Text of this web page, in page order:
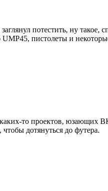
потестить, ну
пистолеты и
то проектов, юзающих
дотянуться до футера.